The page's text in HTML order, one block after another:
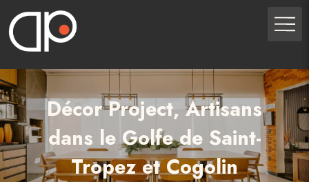
Décor Project, Artisans
dans le Golfe de Saint-
Tropez et Cogolin